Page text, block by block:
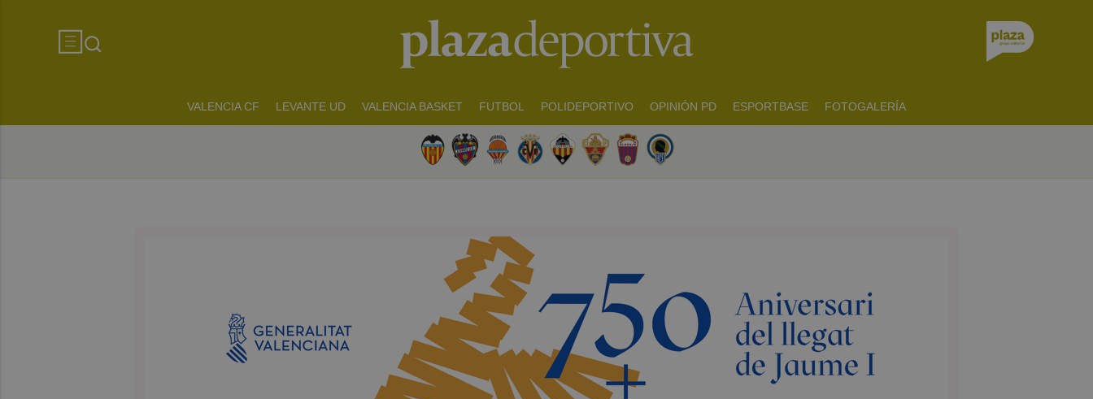
VALENCIA CF LEVANTE UD VALENCIA BASKET FUTBOL POLIDEPORTIVO OPINIÓN PD ESPORTBASE FOTOGALERÍA